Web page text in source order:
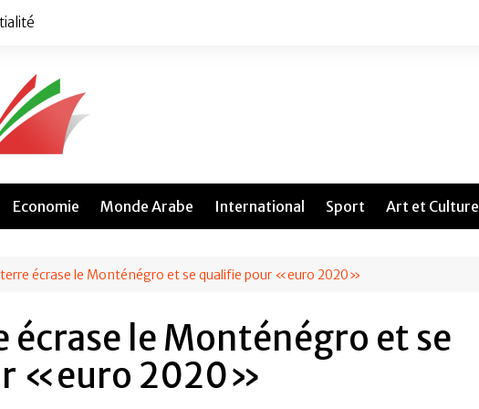
Economie Monde Arabe International Sport Art et Culture
écrase le Monténégro et se qualifie pour «euro 2020»
écrase le Monténégro et se
«euro 2020»